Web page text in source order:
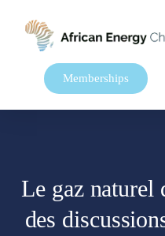
Memberships
Le gaz naturel
des